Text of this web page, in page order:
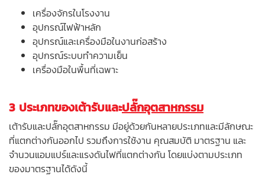
เครื่องจักรในโรงงาน
อุปกรณ์ไฟฟ้าหลัก
อุปกรณ์และเครื่องมือในงานก่อสร้าง
อุปกรณ์ระบบทำความเย็น
เครื่องมือในพื้นที่เฉพาะ
3 ประเภทของเต้ารับและปลั๊กอุตสาหกรรม
เต้ารับและปลั๊กอุตสาหกรรม มีอยู่ด้วยกันหลายประเภทและมีลักษณะ
ที่แตกต่างกันออกไป รวมถึงการใช้งาน คุณสมบัติ มาตรฐาน และ
จำนวนแอมแปร์และแรงดันไฟที่แตกต่างกัน โดยแบ่งตามประเภท
ของมาตรฐานได้ดังนี้